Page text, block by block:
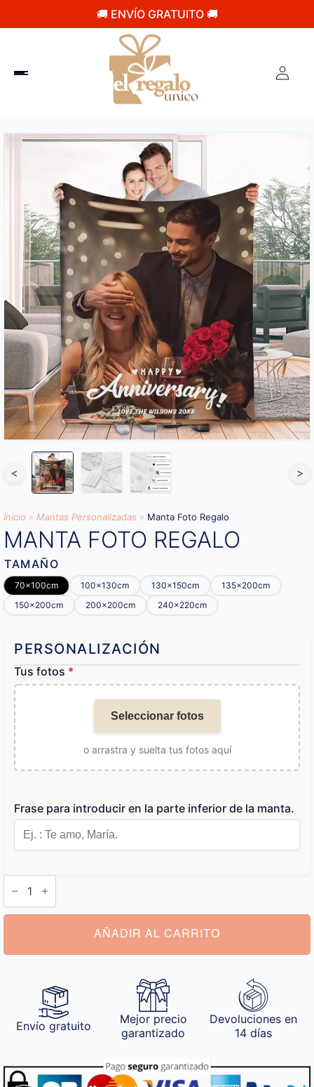
🚚 ENVÍO GRATUITO 🚚
< >
Inicio » Mantas Personalizadas » Manta Foto Regalo
MANTA FOTO REGALO
TAMAÑO
70x100cm 100x130cm 130x150cm
135x200cm
150x200cm
200x200cm 240x220cm
PERSONALIZACIÓN
Tus fotos *
Seleccionar fotos
o arrastra y suelta tus fotos aquí
Frase para introducir en la parte inferior de la manta.
Manta
Foto
Regalo
cantidad
AÑADIR AL CARRITO
Envío gratuito
Mejor precio
garantizado
Devoluciones en
14 días